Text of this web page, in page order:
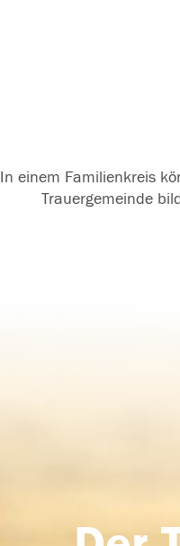
In einem Familienkreis
Trauergemeinde